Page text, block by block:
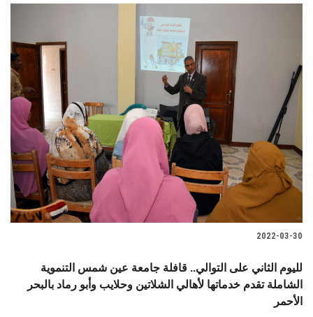
2022-03-30
لليوم الثاني على التوالي.. قافلة جامعة عين شمس التنموية
الشاملة تقدم خدماتها لأهالي الشلاتين وحلايب وأبو رماد بالبحر
الأحمر